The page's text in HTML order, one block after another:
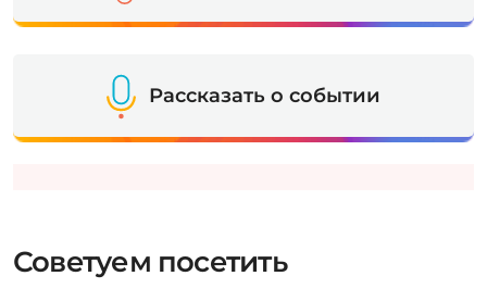
Рассказать о событии
Советуем посетить